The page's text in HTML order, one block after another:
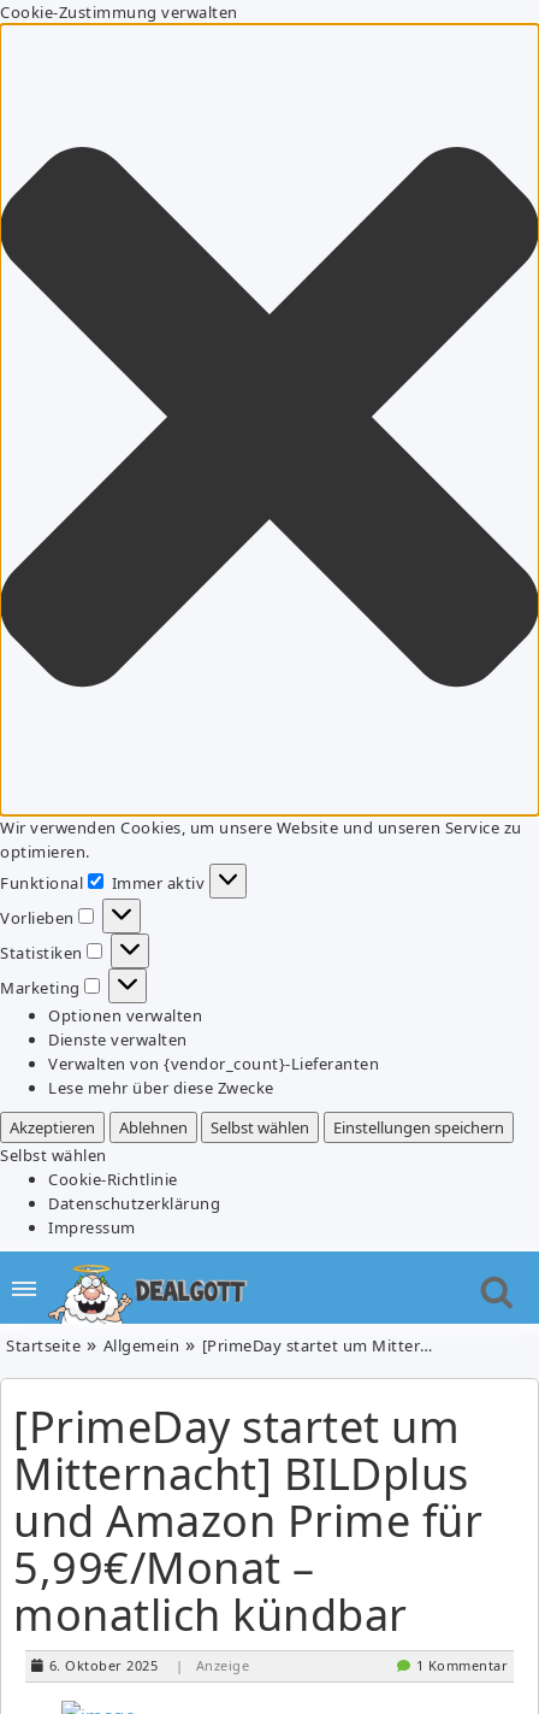
Cookie-Zustimmung verwalten
Wir verwenden Cookies, um unsere Website und unseren Service zu
optimieren.
Funktional
Funktional
Immer aktiv
Vorlieben
Vorlieben
Statistiken
Statistiken
Marketing
Marketing
Optionen verwalten
Dienste verwalten
Verwalten von {vendor_count}-Lieferanten
Lese mehr über diese Zwecke
Akzeptieren
Ablehnen Selbst wählen
Einstellungen speichern
Selbst wählen
Cookie-Richtlinie
Datenschutzerklärung
Impressum
Startseite Allgemein [PrimeDay startet um Mitternacht] BILDplus und Amazon Prime für 5,99€/Monat – monatlich kündbar
[PrimeDay startet um
Mitternacht] BILDplus
und Amazon Prime für
5,99€/Monat –
monatlich kündbar
6. Oktober 2025 | Anzeige 1 Kommentar